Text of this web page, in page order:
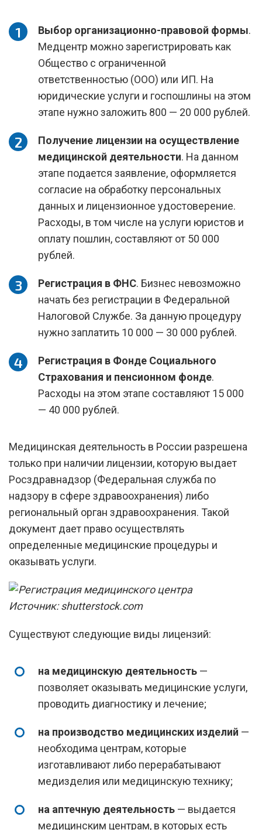
Выбор организационно-правовой формы.
Медцентр можно зарегистрировать как
Общество с ограниченной
ответственностью (ООО) или ИП. На
юридические услуги и госпошлины на этом
этапе нужно заложить 800 — 20 000 рублей.
Получение лицензии на осуществление
медицинской деятельности. На данном
этапе подается заявление, оформляется
согласие на обработку персональных
данных и лицензионное удостоверение.
Расходы, в том числе на услуги юристов и
оплату пошлин, составляют от 50 000
рублей.
Регистрация в ФНС. Бизнес невозможно
начать без регистрации в Федеральной
Налоговой Службе. За данную процедуру
нужно заплатить 10 000 — 30 000 рублей.
Регистрация в Фонде Социального
Страхования и пенсионном фонде.
Расходы на этом этапе составляют 15 000
— 40 000 рублей.
Медицинская деятельность в России разрешена
только при наличии лицензии, которую выдает
Росздравнадзор (Федеральная служба по
надзору в сфере здравоохранения) либо
региональный орган здравоохранения. Такой
документ дает право осуществлять
определенные медицинские процедуры и
оказывать услуги.
Источник: shutterstock.com
Существуют следующие виды лицензий:
на медицинскую деятельность —
позволяет оказывать медицинские услуги,
проводить диагностику и лечение;
на производство медицинских изделий —
необходима центрам, которые
изготавливают либо перерабатывают
медизделия или медицинскую технику;
на аптечную деятельность — выдается
медицинским центрам, в которых есть